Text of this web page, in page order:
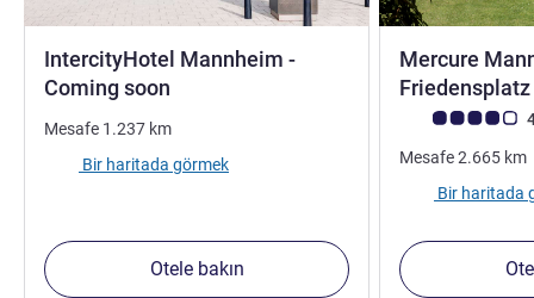
IntercityHotel Mannheim -
Coming soon
Mesafe 1.237 km
Bir haritada görmek
Otele bakın
Mercure
Friedensplatz
Avis müşterileri
Mesafe2.665 km
Bir haritada